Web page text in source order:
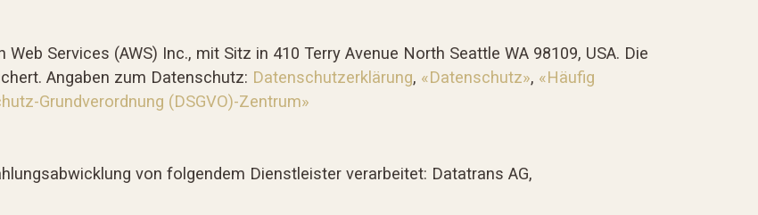
Services (AWS) Inc., mit Sitz in 410 Terry Avenue North Seattle WA 98109, USA. Die
Angaben zum Datenschutz: Datenschutzerklärung, «Datenschutz», «Häufig
Grundverordnung (DSGVO)-Zentrum»
von folgendem Dienstleister verarbeitet: Datatrans AG,